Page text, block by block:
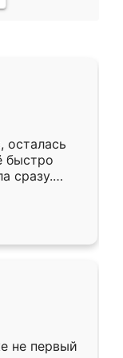
осталась
быстро
сразу.
к
Собрали
даже
не первый